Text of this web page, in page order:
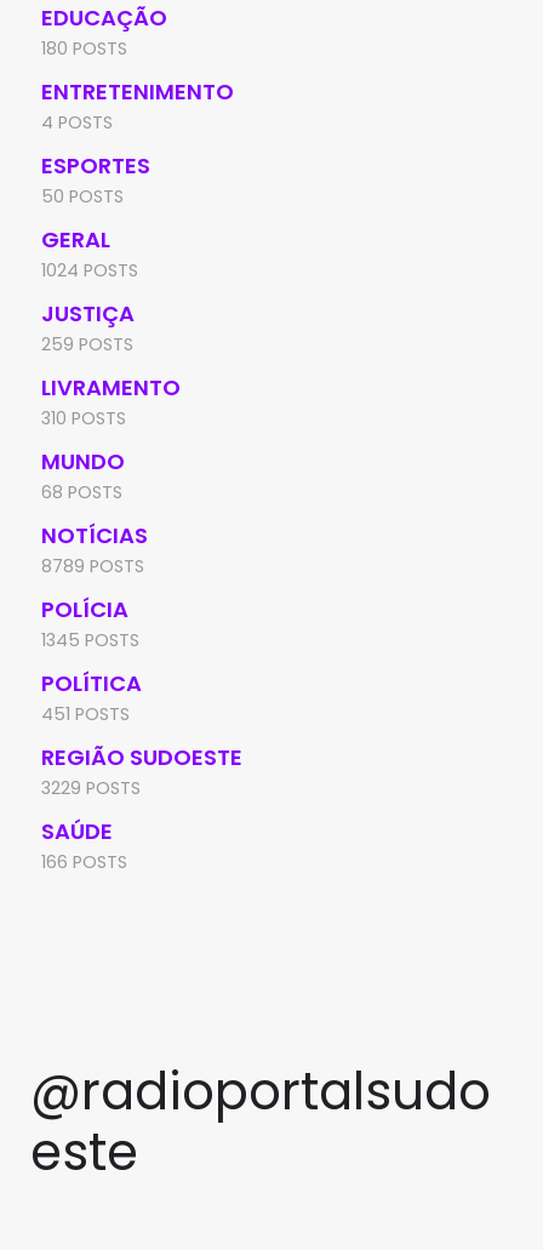
EDUCAÇÃO
180 POSTS
ENTRETENIMENTO
4 POSTS
ESPORTES
50 POSTS
GERAL
1024 POSTS
JUSTIÇA
259 POSTS
LIVRAMENTO
310 POSTS
MUNDO
68 POSTS
NOTÍCIAS
8789 POSTS
POLÍCIA
1345 POSTS
POLÍTICA
451 POSTS
REGIÃO SUDOESTE
3229 POSTS
SAÚDE
166 POSTS
@radioportalsudo
este